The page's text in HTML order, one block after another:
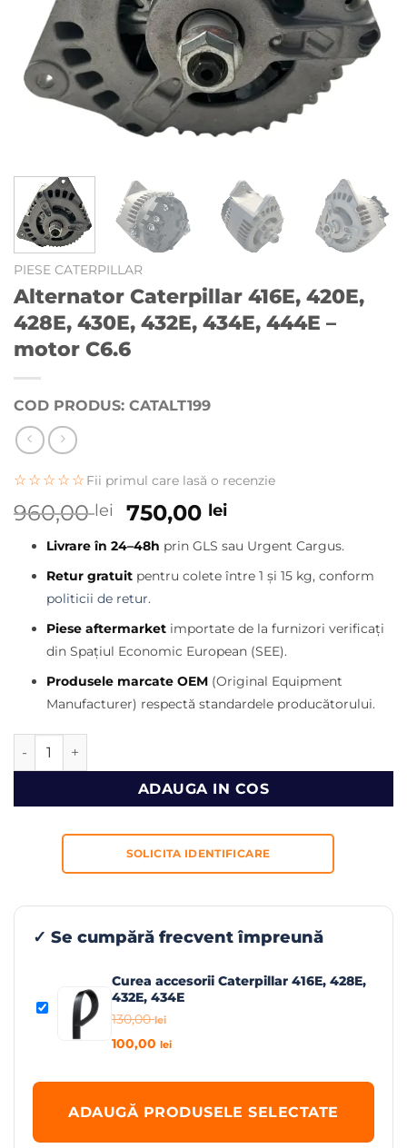
PIESE CATERPILLAR
Alternator Caterpillar 416E, 420E,
428E, 430E, 432E, 434E, 444E –
motor C6.6
COD PRODUS: CATALT199
☆☆☆☆☆ Fii primul care lasă o recenzie
960,00lei
Prețul
inițial
a
fost:
960,00 lei.
750,00 leiPrețul
este:
750,00 lei.
Livrare în 24–48h prin GLS sau Urgent Cargus.
Retur gratuit pentru colete între 1 și 15 kg, conform
politicii de retur.
Piese aftermarket importate de la furnizori verificați
din Spațiul Economic European (SEE).
Produsele marcate OEM (Original Equipment
Manufacturer) respectă standardele producătorului.
Cantitate Alternator Caterpillar 416E, 420E, 428E, 430E,
ADAUGA IN COS
SOLICITA IDENTIFICARE
✓ Se cumpără frecvent împreună
Curea accesorii Caterpillar 416E, 428E,
432E, 434E
130,00lei
Prețul
a
fost:
100,00 lei
este:
ADAUGĂ PRODUSELE SELECTATE